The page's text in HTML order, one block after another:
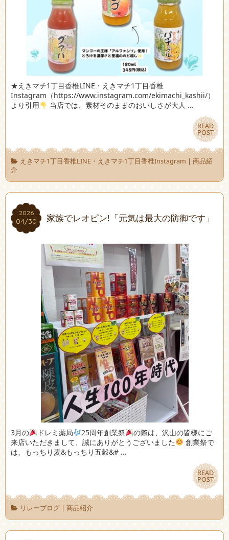
★えきマチ1丁目香椎LINE・えきマチ1丁目香椎
Instagram（https://www.instagram.com/ekimachi_kashii/）
より引用
当店では、素材そのままのおいしさが大人 …
READ
POST
READ
POST
えきマチ1丁目香椎LINE・えきマチ1丁目香椎Instagram | 商品紹
介
2026
04/30
2026
04/30 家族でレオピン!「元気は最大の防御です」
3月の ドレミ薬局 25周年創業祭
の際は、沢山の皆様にご
来店いただきまして、誠にありがとうございました
創業祭で
は、もっちり麦&もっちり五穀&# …
READ
POST
READ
POST
リレーブログ| 商品紹介